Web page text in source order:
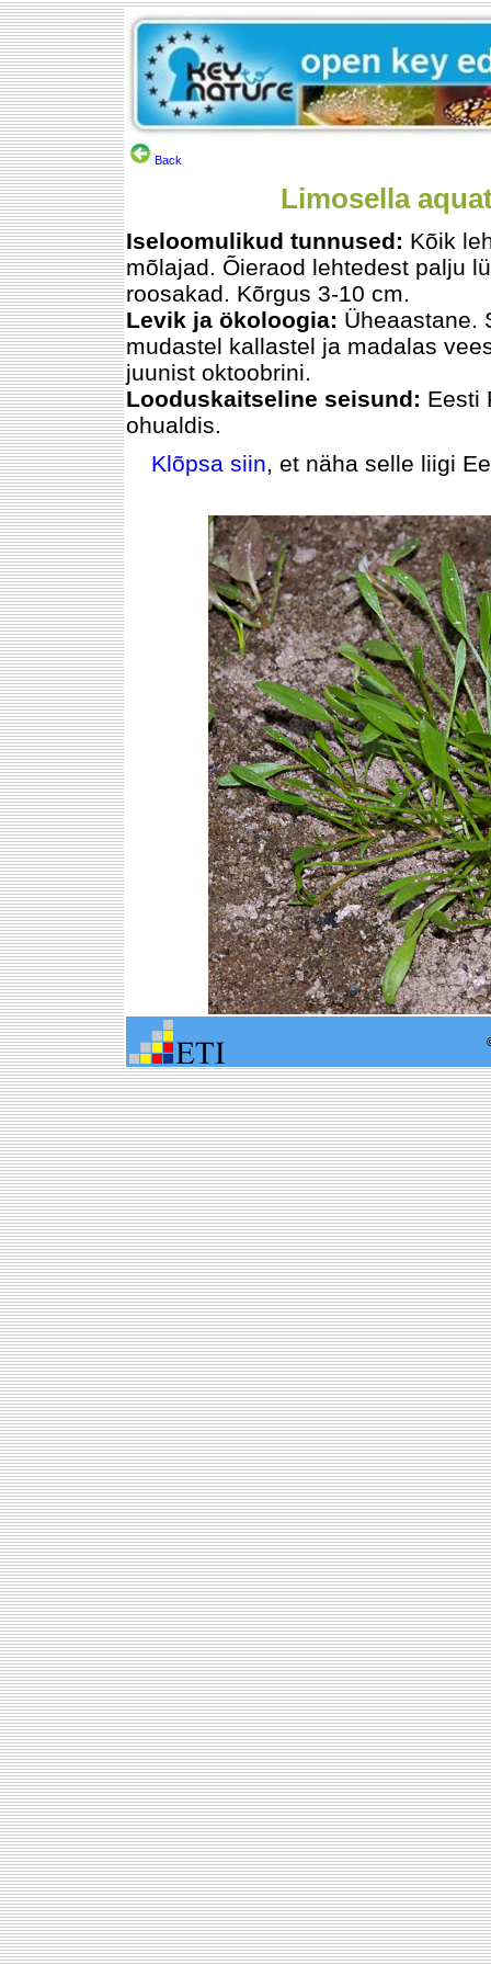
Back
Limosella
Iseloomulikud tunnused: Kõik
mõlajad. Õieraod lehtedest palju
roosakad. Kõrgus 3-10 cm.
Levik ja ökoloogia: Üheaastane.
mudastel kallastel ja madalas
juunist oktoobrini.
Looduskaitseline seisund: Eesti
ohualdis.
Klõpsa siin, et näha selle liigi